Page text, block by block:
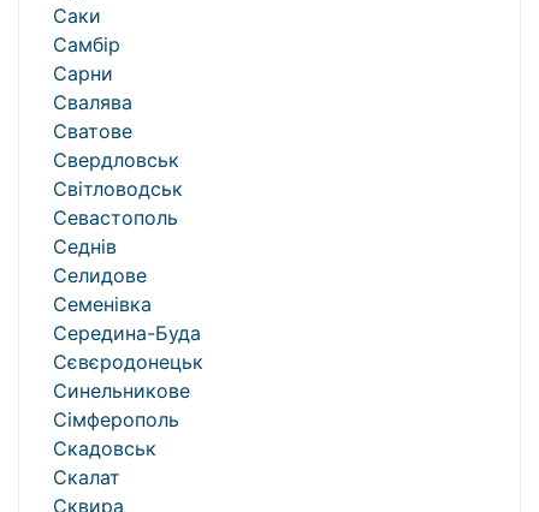
Саки
Самбір
Сарни
Свалява
Сватове
Свердловськ
Світловодськ
Севастополь
Седнів
Селидове
Семенівка
Середина-Буда
Сєвєродонецьк
Синельникове
Сімферополь
Скадовськ
Скалат
Сквира